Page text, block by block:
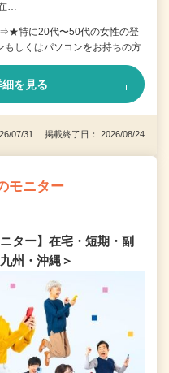
…
⇒★特に20代〜50代の女性の登
しくはパソコンをお持ちの方
細を見る
07/31 掲載終了日： 2026/08/24
モニター
ター】在宅・短期・副
州・沖縄＞